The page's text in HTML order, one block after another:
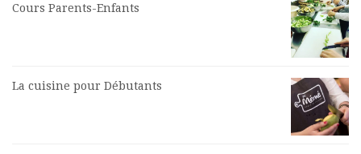
Cours Parents-Enfants
La cuisine pour Débutants